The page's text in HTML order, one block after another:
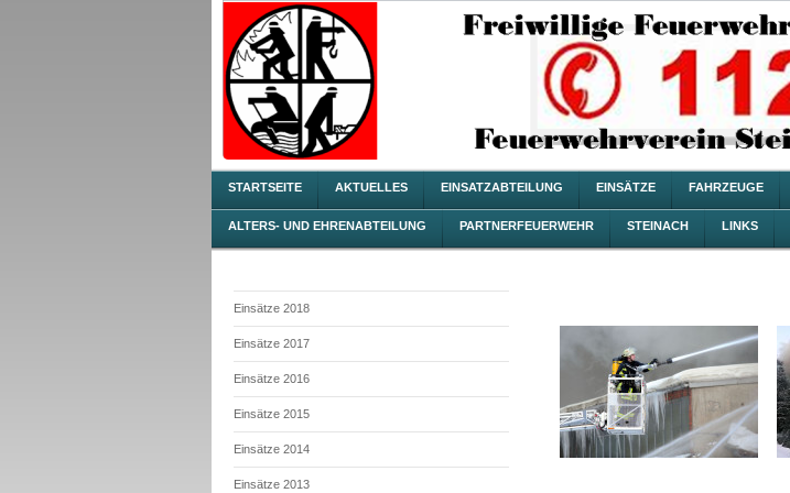
STARTSEITE AKTUELLES EINSATZABTEILUNG EINSÄTZE FAHRZEUGE
ALTERS- UND EHRENABTEILUNG PARTNERFEUERWEHR STEINACH LINKS
Einsätze 2018
Einsätze 2017
Einsätze 2016
Einsätze 2015
Einsätze 2014
Einsätze 2013